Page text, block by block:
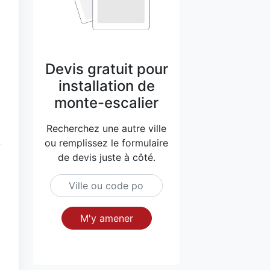
Devis gratuit pour
installation de
monte-escalier
Recherchez une autre ville
ou remplissez le formulaire
de devis juste à côté.
M'y amener